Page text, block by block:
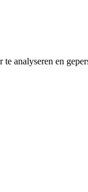
analyseren en